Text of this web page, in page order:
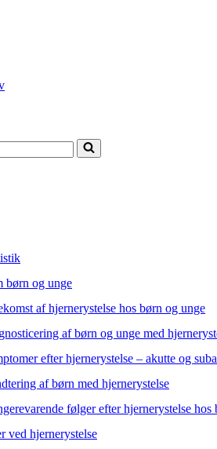
børn og unge
af hjernerystelse hos børn og unge
af børn og unge med
efter hjernerystelse – akutte og
af børn med hjernerystelse
følger efter hjernerystelse hos
ved hjernerystelse